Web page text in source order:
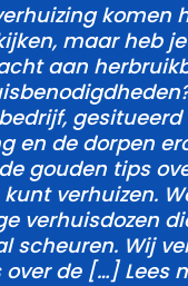
komen
maar heb
aan
gesitueerd
en de dorpen
gouden tips
verhuizen.​
verhuisdozen
scheuren.​ Wij
over de […] Lees